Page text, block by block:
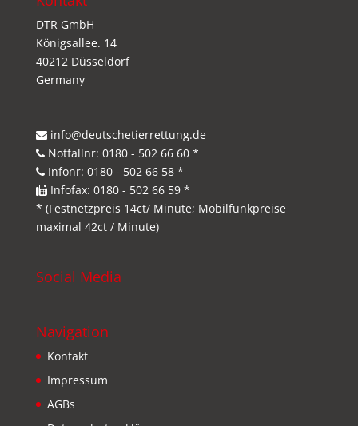
DTR GmbH
Königsallee. 14
40212 Düsseldorf
Germany
info@deutschetierrettung.de
Notfallnr: 0180 - 502 66 60 *
Infonr: 0180 - 502 66 58 *
Infofax: 0180 - 502 66 59 *
* (Festnetzpreis 14ct/ Minute; Mobilfunkpreise
maximal 42ct / Minute)
Social Media
Navigation
Kontakt
Impressum
AGBs